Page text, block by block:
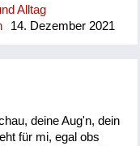
Alltag
14. Dezember 2021
deine Aug'n, dein
für mi, egal obs